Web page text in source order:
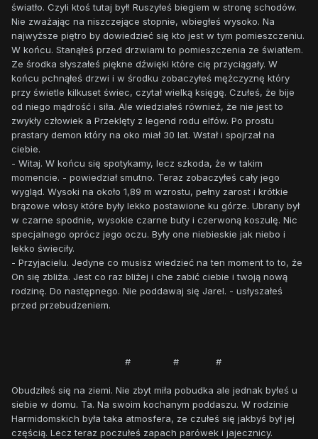
światło. Czyli ktoś tutaj był! Ruszyłeś biegiem w stronę schodów.
Nie zważając na niszczejące stopnie, wbiegłeś wysoko. Na
najwyższe piętro by dowiedzieć się kto jest w tym pomieszczeniu.
W końcu. Stanąłeś przed drzwiami to pomieszczenia ze światłem.
Ze środka słyszałeś piękne dźwięki które cię przyciągały. W
końcu pchnąłeś drzwi i w środku zobaczyłeś mężczyznę który
przy świetle kilkuset świec, czytał wielką księgę. Czułeś, że bije
od niego mądrość i siła. Ale wiedziałeś również, że nie jest to
zwykły człowiek a Przeklęty z legend rodu elfów. Po prostu
prastary demon który na oko miał 30 lat. Wstał i spojrzał na
ciebie.
- Witaj. W końcu się spotykamy, lecz szkoda, że w takim
momencie. - powiedział smutno. Teraz zobaczyłeś cały jego
wygląd. Wysoki na około 1,89 m wzrostu, pełny zarost i krótkie
brązowe włosy które były lekko postawione ku górze. Ubrany był
w czarne spodnie, wysokie czarne buty i czerwoną koszulę. Nic
specjalnego oprócz jego oczu. Były one niebieskie jak niebo i
lekko świeciły.
- Przyjacielu. Jedyne co musisz wiedzieć na ten moment to to, że
On się zbliża. Jest co raz bliżej i che zabić ciebie i twoją nową
rodzinę. Do następnego. Nie poddawaj się Jarel. - usłyszałeś
przed przebudzeniem.
# # #
Obudziłeś się na ziemi. Nie zbyt miła pobudka ale jednak byłeś u
siebie w domu. Ta. Na swoim kochanym poddaszu. W rodzinie
Harmidomskich była taka atmosfera, ze czułeś się jakbyś był jej
częścią. Lecz teraz poczułeś zapach parówek i jajecznicy.